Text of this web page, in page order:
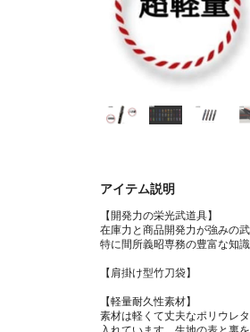
アイテム説明
【開発力の栄光武道具】
在庫力と商品開発力が強みの武
特に間所義昭専務の豊富な知
【肩掛け型竹刀袋】
【軽量耐久性素材】
素材は軽くて丈夫なポリウレ